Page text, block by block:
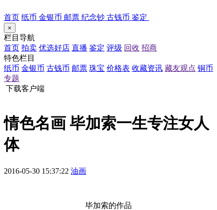
首页 纸币 金银币 邮票 纪念钞 古钱币 鉴定
×
栏目导航
首页 拍卖 优选好店 直播 鉴定 评级 回收 招商
特色栏目
纸币 金银币 古钱币 邮票 珠宝 价格表 收藏资讯 藏友观点 铜币
专题
下载客户端
情色名画 毕加索一生专注女人
体
2016-05-30 15:37:22 油画
毕加索的作品